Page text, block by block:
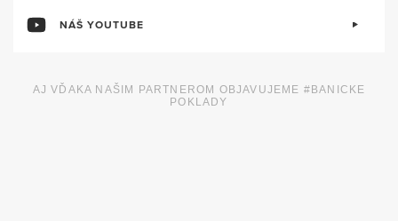
NÁŠ YOUTUBE
AJ VĎAKA NAŠIM PARTNEROM OBJAVUJEME #BANICKE
POKLADY